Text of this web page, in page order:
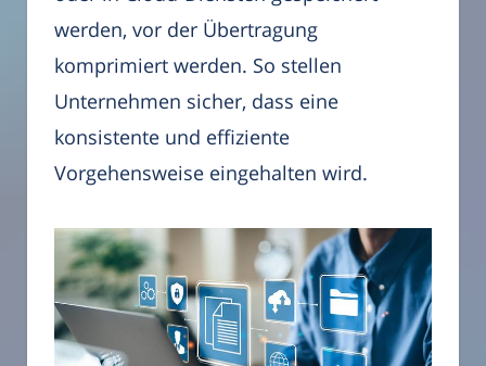
werden, vor der Übertragung
komprimiert werden. So stellen
Unternehmen sicher, dass eine
konsistente und effiziente
Vorgehensweise eingehalten wird.